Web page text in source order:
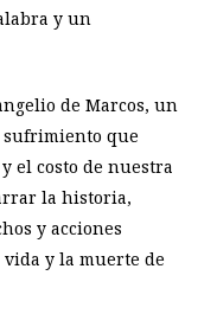
y un
de Marcos, un
que
el costo de nuestra
la historia,
y acciones
y la muerte de